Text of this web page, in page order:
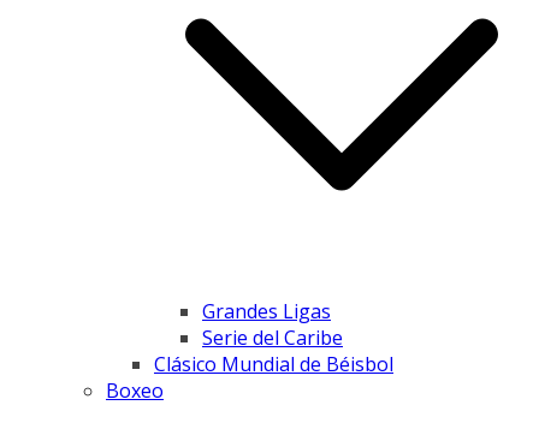
Grandes Ligas
Serie del Caribe
Clásico Mundial de Béisbol
Boxeo